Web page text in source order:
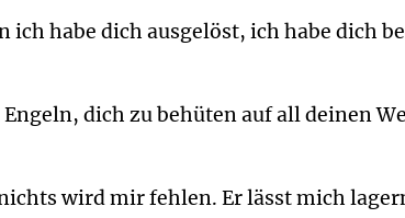
ich habe dich ausgelöst, ich habe dich
dich zu behüten auf all deinen
wird mir fehlen. Er lässt mich